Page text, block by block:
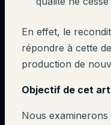
En effet, le
répondre à cette
production de
Objectif de cet
Nous